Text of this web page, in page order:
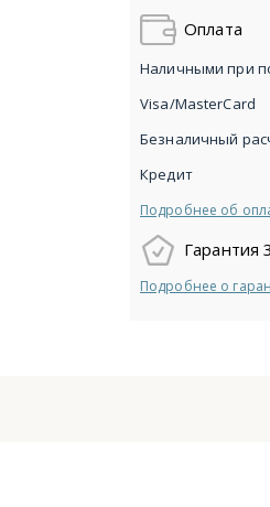
Оплата
Visa/MasterCard
Наличными при
Безналичный
Кредит
Подробнее об
Гарантия
Подробнее о